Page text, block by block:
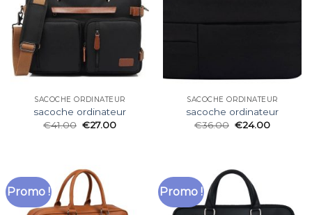
SACOCHE ORDINATEUR
sacoche ordinateur
€41.00 €27.00
SACOCHE ORDINATEUR
sacoche ordinateur
€36.00 €24.00
Promo ! Promo !